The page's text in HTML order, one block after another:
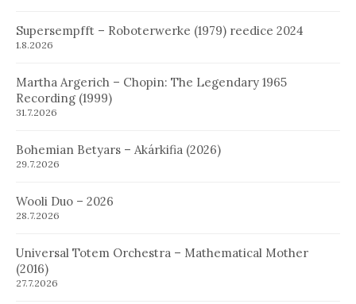
Supersempfft – Roboterwerke (1979) reedice 2024
1.8.2026
Martha Argerich – Chopin: The Legendary 1965
Recording (1999)
31.7.2026
Bohemian Betyars – Akárkifia (2026)
29.7.2026
Wooli Duo – 2026
28.7.2026
Universal Totem Orchestra – Mathematical Mother
(2016)
27.7.2026